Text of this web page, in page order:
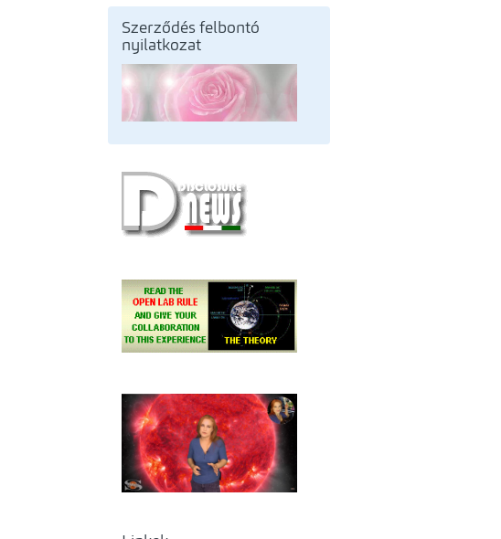
Szerződés felbontó
nyilatkozat